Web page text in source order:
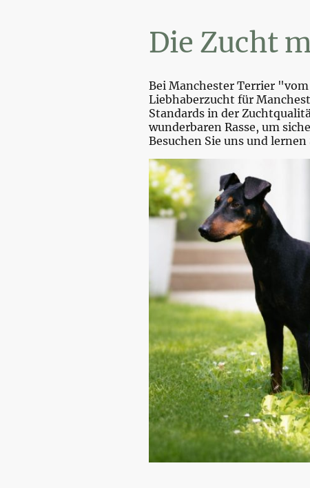
Die Zucht
Bei Manchester Terrier
Liebhaberzucht für
Standards in der
wunderbaren Rasse, um
Besuchen Sie uns und